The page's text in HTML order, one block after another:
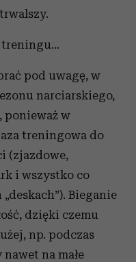
treningu…
pod uwagę, w
narciarskiego,
ponieważ w
treningowa do
(zjazdowe,
i wszystko co
Bieganie
dzięki czemu
np. podczas
na małe